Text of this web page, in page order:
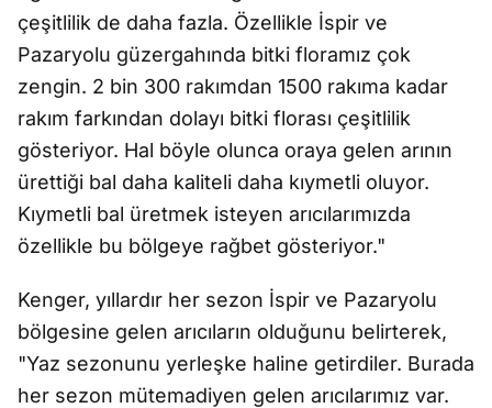
çeşitlilik de daha fazla. Özellikle İspir ve
Pazaryolu güzergahında bitki floramız çok
zengin. 2 bin 300 rakımdan 1500 rakıma kadar
rakım farkından dolayı bitki florası çeşitlilik
gösteriyor. Hal böyle olunca oraya gelen arının
ürettiği bal daha kaliteli daha kıymetli oluyor.
Kıymetli bal üretmek isteyen arıcılarımızda
özellikle bu bölgeye rağbet gösteriyor."
Kenger, yıllardır her sezon İspir ve Pazaryolu
bölgesine gelen arıcıların olduğunu belirterek,
"Yaz sezonunu yerleşke haline getirdiler. Burada
her sezon mütemadiyen gelen arıcılarımız var.